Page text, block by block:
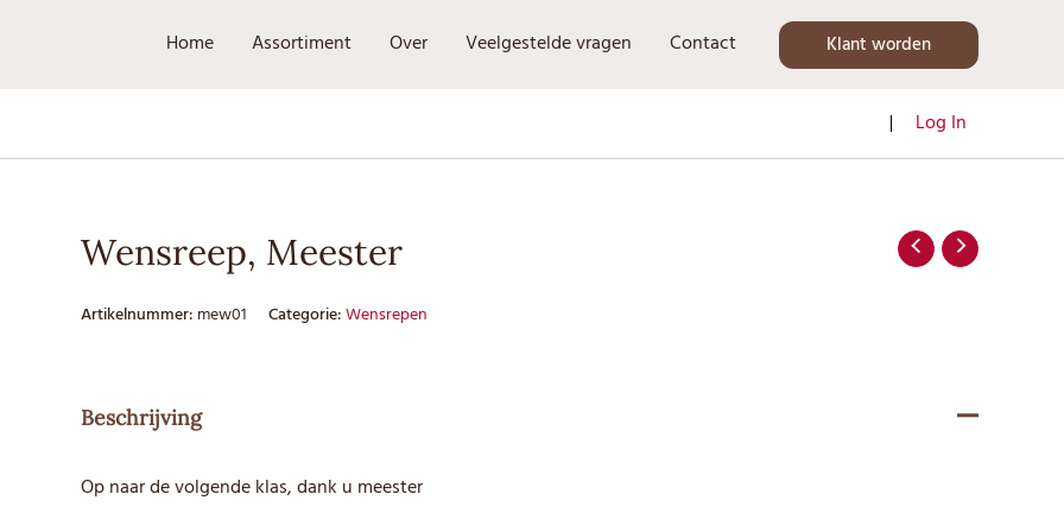
Home Assortiment Over Veelgestelde vragen Contact Klant worden
Log In
Wensreep, Meester
Artikelnummer: mew01 Categorie:Wensrepen
Beschrijving
Op naar de volgende klas, dank u meester